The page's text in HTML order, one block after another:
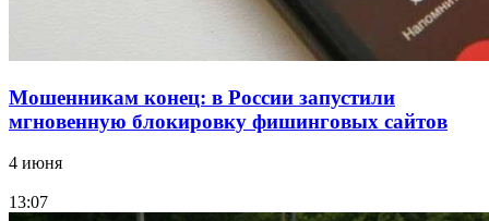
Мошенникам конец: в России запустили
мгновенную блокировку фишинговых сайтов
4 июня
13:07